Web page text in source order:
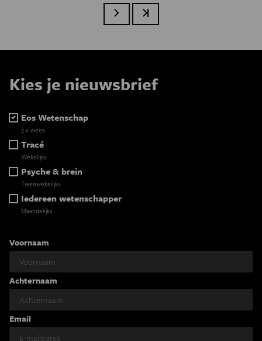
Volgende paginaLaatste pagina
Kies je nieuwsbrief
Eos Wetenschap
2 x week
Tracé
Wekelijks
Psyche & brein
Tweewekelijks
Iedereen wetenschapper
Maandelijks
Voornaam
Achternaam
Email